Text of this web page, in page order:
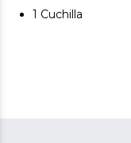
1 Cuchilla